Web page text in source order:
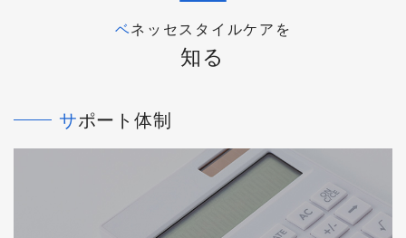
ベネッセスタイルケアを
知る
サポート体制